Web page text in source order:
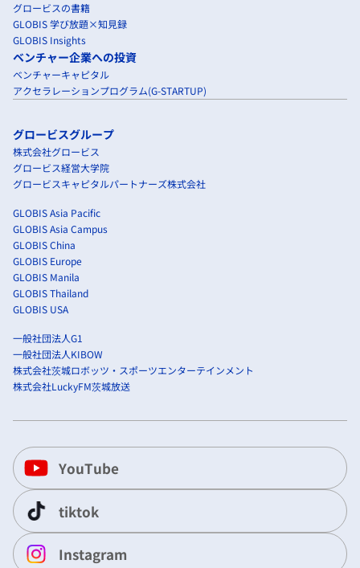
グロービスの書籍
GLOBIS 学び放題×知見録
GLOBIS Insights
ベンチャー企業への投資
ベンチャーキャピタル
アクセラレーションプログラム(G-STARTUP)
グロービスグループ
株式会社グロービス
グロービス経営大学院
グロービスキャピタルパートナーズ株式会社
GLOBIS Asia Pacific
GLOBIS Asia Campus
GLOBIS China
GLOBIS Europe
GLOBIS Manila
GLOBIS Thailand
GLOBIS USA
一般社団法人G1
一般社団法人KIBOW
株式会社茨城ロボッツ・スポーツエンターテインメント
株式会社LuckyFM茨城放送
YouTube
tiktok
Instagram